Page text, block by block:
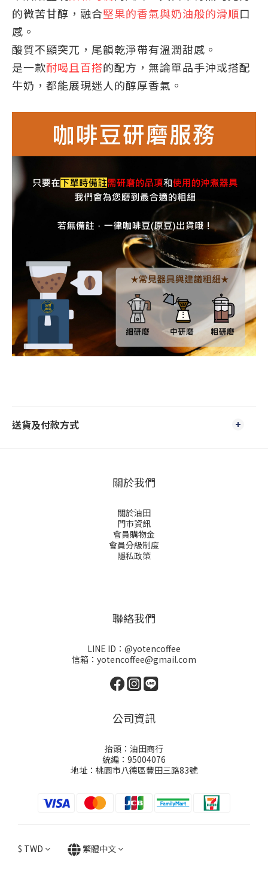
的微苦甘醇，融合堅果的香氣與奶油般的滑順口
感。
酸質不顯突兀，尾韻乾淨帶有溫潤甜感。
是一款耐喝且百搭的配方，無論單品手沖或搭配
牛奶，都能展現迷人的醇厚香氣。
送貨及付款方式
關於我們
關於油田
門市資訊
會員購物金
會員分級制度
隱私政策
聯絡我們
LINE ID：@yotencoffee
信箱：yotencoffee@gmail.com
公司資訊
抬頭：油田商行
統編：95004076
地址：桃園市八德區豐田三路83號
$ TWD 繁體中文